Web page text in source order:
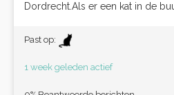
Dordrecht.Als er een kat in de
Past op:
1 week geleden actief